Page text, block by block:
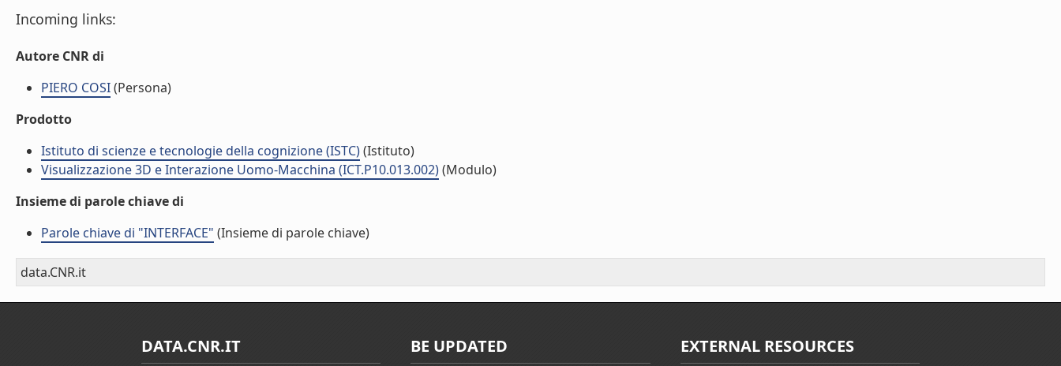
Incoming links:
Autore CNR di
PIERO COSI(Persona)
Prodotto
Istituto di scienze e tecnologie della cognizione (ISTC)(Istituto)
Visualizzazione 3D e Interazione Uomo-Macchina (ICT.P10.013.002)(Modulo)
Insieme di parole chiave di
Parole chiave di "INTERFACE" (Insieme di parole chiave)
data.CNR.it
DATA.CNR.IT BE UPDATED EXTERNAL RESOURCES